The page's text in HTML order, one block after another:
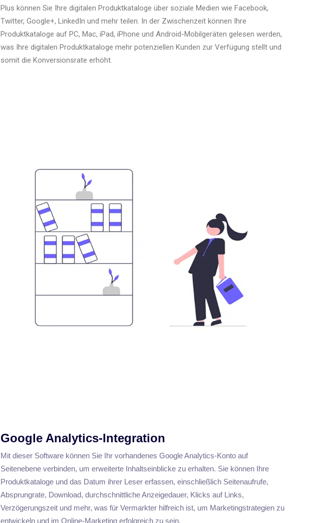
Plus können Sie Ihre digitalen Produktkataloge über soziale Medien wie Facebook,
Twitter, Google+, LinkedIn und mehr teilen. In der Zwischenzeit können Ihre
Produktkataloge auf PC, Mac, iPad, iPhone und Android-Mobilgeräten gelesen werden,
was Ihre digitalen Produktkataloge mehr potenziellen Kunden zur Verfügung stellt und
somit die Konversionsrate erhöht.
Google Analytics-Integration
Mit dieser Software können Sie Ihr vorhandenes Google Analytics-Konto auf
Seitenebene verbinden, um erweiterte Inhaltseinblicke zu erhalten. Sie können Ihre
Produktkataloge und das Datum ihrer Leser erfassen, einschließlich Seitenaufrufe,
Absprungrate, Download, durchschnittliche Anzeigedauer, Klicks auf Links,
Verzögerungszeit und mehr, was für Vermarkter hilfreich ist, um Marketingstrategien zu
entwickeln und im Online-Marketing erfolgreich zu sein.